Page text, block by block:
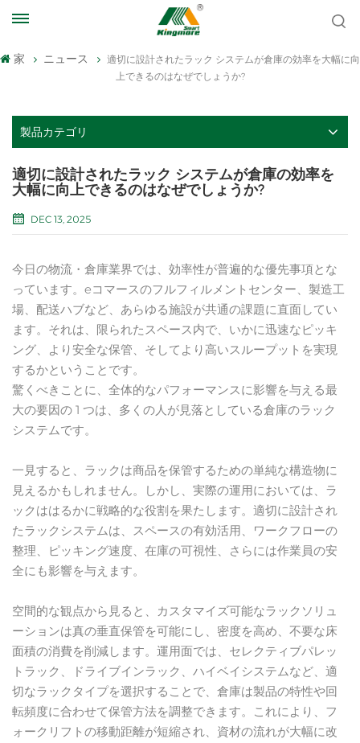
家 ニュース
適切に設計されたラック システムが倉庫の効率を大幅に向
上できるのはなぜでしょうか?
製品カテゴリ
適切に設計されたラック システムが倉庫の効率を
大幅に向上できるのはなぜでしょうか?
DEC 13, 2025
今日の物流・倉庫業界では、効率性が普遍的な優先事項とな
っています。eコマースのフルフィルメントセンター、製造工
場、配送ハブなど、あらゆる施設が共通の課題に直面してい
ます。それは、限られたスペース内で、いかに迅速なピッキ
ング、より安全な保管、そしてより高いスループットを実現
するかということです。
驚くべきことに、全体的なパフォーマンスに影響を与える最
大の要因の 1 つは、多くの人が見落としている倉庫のラック
システムです。
一見すると、ラックは商品を保管するための単純な構造物に
見えるかもしれません。しかし、実際の運用においては、ラ
ックははるかに戦略的な役割を果たします。適切に設計され
たラックシステムは、スペースの有効活用、ワークフローの
整理、ピッキング速度、在庫の可視性、さらには作業員の安
全にも影響を与えます。
空間的な観点から見ると、カスタマイズ可能なラックソリュ
ーションは真の垂直保管を可能にし、密度を高め、不要な床
面積の消費を削減します。運用面では、セレクティブパレッ
トラック、ドライブインラック、ハイベイシステムなど、適
切なラックタイプを選択することで、倉庫は製品の特性や回
転頻度に合わせて保管方法を調整できます。これにより、フ
ォークリフトの移動距離が短縮され、資材の流れが大幅に改